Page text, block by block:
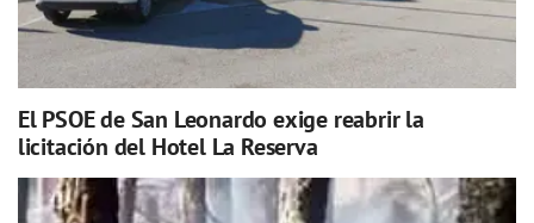
El PSOE de San Leonardo exige reabrir la
licitación del Hotel La Reserva